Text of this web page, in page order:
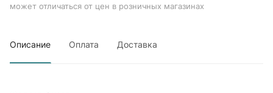
может отличаться от цен в розничных магазинах
Описание Оплата Доставка